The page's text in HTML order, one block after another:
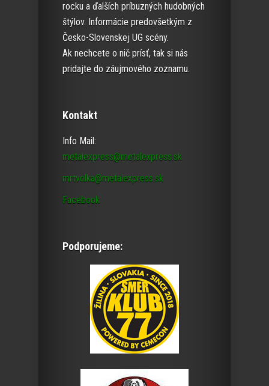
rocku a ďalších príbuzných hudobných
štýlov. Informácie predovšetkým z
Česko-Slovenskej UG scény.
Ak nechcete o nič prísť, tak si nás
pridajte do záujmového zoznamu.
Kontakt
Info Mail:
metalexpress@metalexpress.sk
mrtvolka@metalexpress.sk
Facebook
Podporujeme: